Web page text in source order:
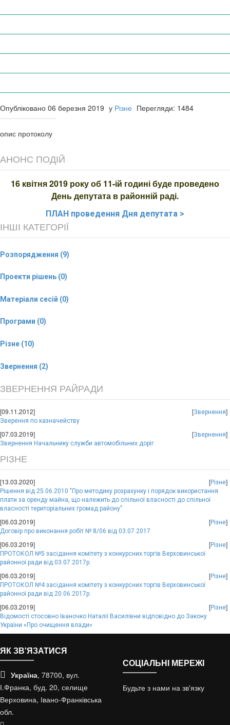
Опубліковано 06 березня 2019 у Різне Перегляди: 1484
опис протоколу
АНОНС ПОДІЙ
16 квітня 2019 року об 11-ій годині буде проведено
День депутата в районній раді.
ПЛАН проведення Дня депутата >
ІНШІ КАТЕГОРІЇ
Розпорядження (9)
Проекти рішень (0)
Матеріали сесій (0)
Програми (0)
Різне (10)
Звернення (2)
ЗВЕРНЕННЯ РАЙРАДИ
[09.11.2012] [Звернення]
Зверення по казначейству
[07.03.2019] [Звернення]
Звернення Начальнику служби автомобільних доріг
РІЗНЕ
[13.03.2020] [Різне]
Рішення від 25.06.2010 "Про методику розрахунку і порядок використання
плати за оренду майна, що належить до спільної власності до спільної
власності територіальних громад району"
[06.03.2019] [Різне]
Договір про виконання робіт № 8/06 від 03.07.2017
[06.03.2019] [Різне]
ПРОТОКОЛ №5 засідання комітету з конкурсних торгів Верховинської
районної ради від 03.07.2017р.
[06.03.2019] [Різне]
ПРОТОКОЛ №4 засідання комітету з конкурсних торгів Верховинської
районної ради від 20.06.2017р.
[06.03.2019] [Різне]
Відомості стосовно Іваночко Наталії Василівни відповідно до Закону
України «Про очищення влади»
ЯК ЗВ'ЯЗАТИСЯ
Україна, 78700, вул.
І.Франка, буд. 20, селище
Верховина, Івано-Франківська
обл.
СОЦІАЛЬНІ МЕРЕЖІ
Будьте з нами на зв'язку